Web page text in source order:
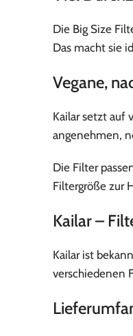
Die Big Size
Das macht sie
Vegane,
Kailar setzt auf
angenehmen,
Die Filter
Filtergröße zur
Kailar –
Kailar ist
verschiedenen